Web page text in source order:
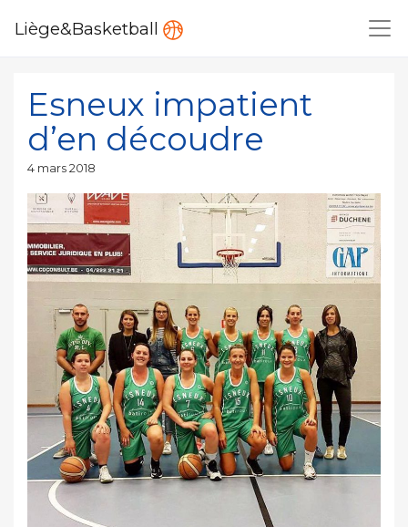
Liège&Basketball
Esneux impatient
d’en découdre
Publié
4 mars 2018